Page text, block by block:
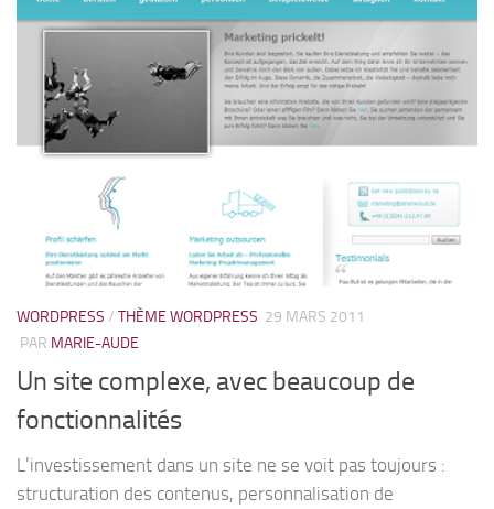
WORDPRESS / THÈME WORDPRESS 29 MARS 2011
PAR MARIE-AUDE
Un site complexe, avec beaucoup de
fonctionnalités
L’investissement dans un site ne se voit pas toujours :
structuration des contenus, personnalisation de